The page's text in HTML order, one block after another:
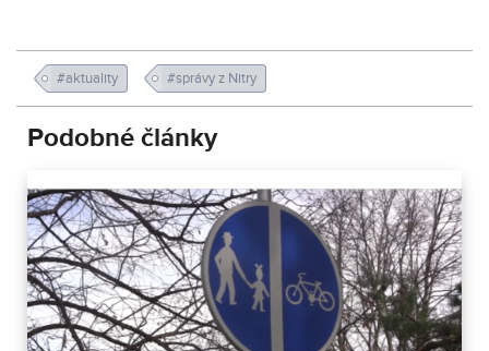
#aktuality #správy z Nitry
Podobné články